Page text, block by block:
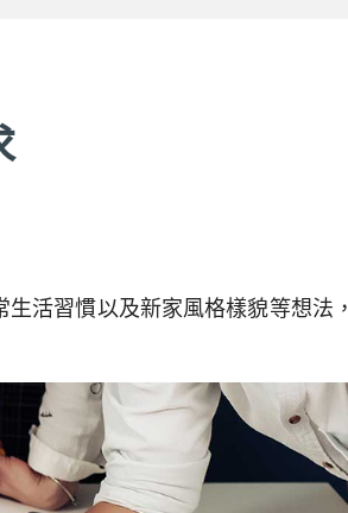
活習慣以及新家風格樣貌等想法，